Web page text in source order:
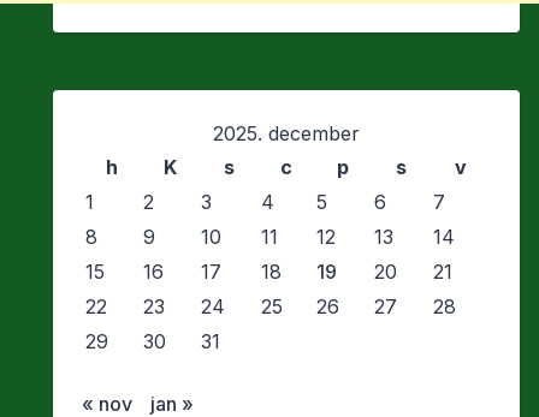
2025. december
h
K s c p s
v
1
2 3 4 5 6
7
8
9 10 11 12 13
14
15
16 17 18 19 20
21
22
23 24 25 26 27
28
29
30 31
« nov jan »